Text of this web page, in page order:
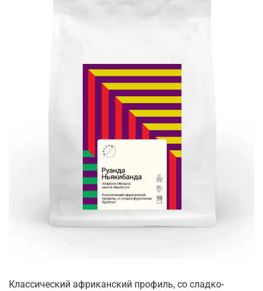
Классический африканский профиль, со сладко-